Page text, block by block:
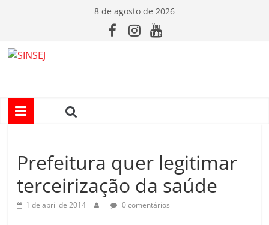
conteúdo
8 de agosto de 2026
I
S
E
Prefeitura quer legitimar
terceirização da saúde
1 de abril de 2014 0 comentários